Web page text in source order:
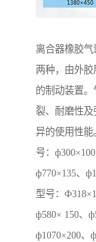
离合器橡胶
两种，由外
的制动装置。
裂、耐磨性
异的使用性
号：
ф770×135、
型号：
ф580× 150、
ф1070×200、